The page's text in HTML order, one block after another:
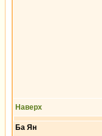
Наверх
Ба Ян